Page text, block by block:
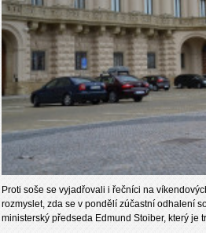
Proti soše se vyjadřovali i řečníci na
rozmyslet, zda se v pondělí zúčastní odhalení
ministerský předseda Edmund Stoiber, který je